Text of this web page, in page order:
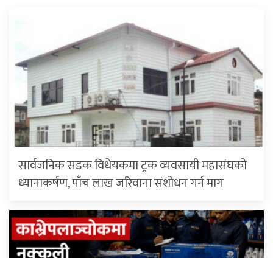
सार्वजनिक सडक विधेयकमा ट्रक व्यवसायी महासंघको
ध्यानाकर्षण, पाँच लाख जरिवाना संशोधन गर्न माग